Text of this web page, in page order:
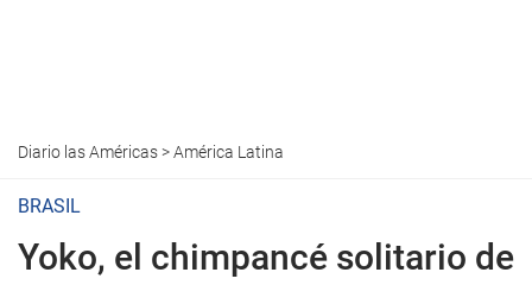
Diario las Américas>América Latina
BRASIL
Yoko, el chimpancé solitario de